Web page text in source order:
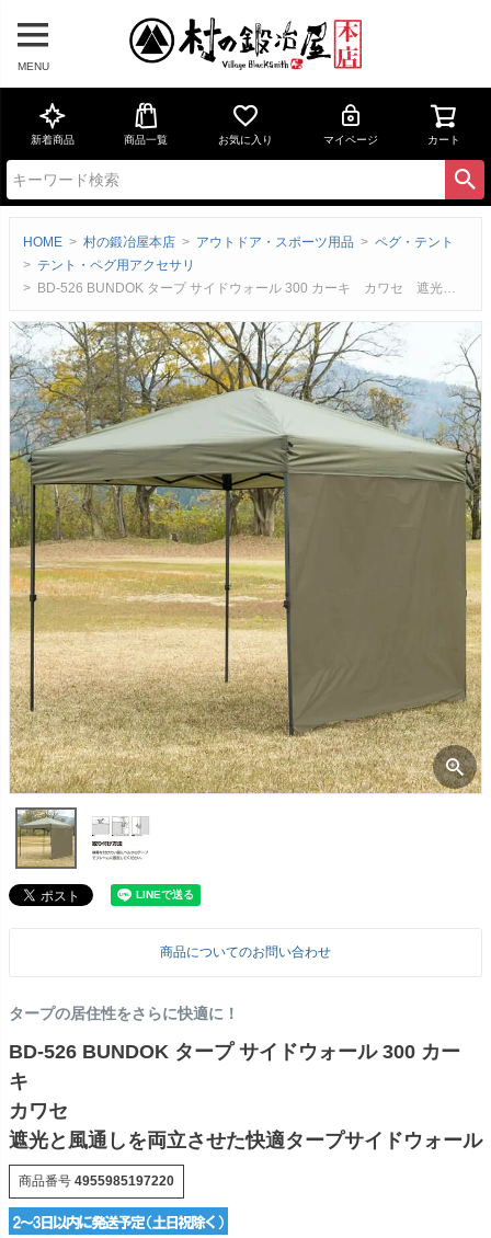
MENU
新着商品 商品一覧 お気に入り マイページ カート
HOME 村の鍛冶屋本店 アウトドア・スポーツ用品
ペグ・テント
テント・ペグ用アクセサリ
BD-526 BUNDOK タープ サイドウォール 300 カーキ カワセ 遮光と風通しを両立させた快適タープサイドウォール
商品についてのお問い合わせ
タープの居住性をさらに快適に！
BD-526 BUNDOK タープ サイドウォール 300 カー
キ
カワセ
遮光と風通しを両立させた快適タープサイドウォール
商品番号 4955985197220